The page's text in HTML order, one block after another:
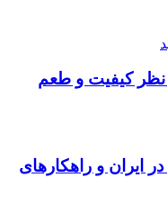
نظر کیفیت و طعم
ایران و راهکارهای